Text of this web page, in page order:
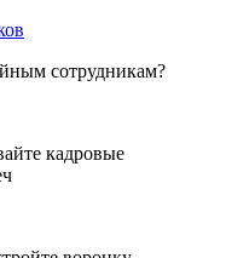
сотрудникам?
кадровые